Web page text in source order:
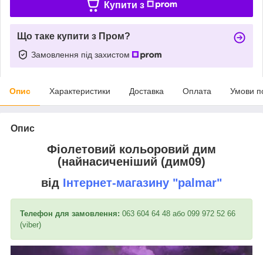
Купити з
Що таке купити з Пром?
Замовлення під захистом
Опис Характеристики Доставка Оплата Умови
Опис
Фіолетовий кольоровий дим
(найнасиченіший (дим09)
від Інтернет-магазину "palmar"
Телефон для замовлення: 063 604 64 48 або 099 972 52 66
(viber)